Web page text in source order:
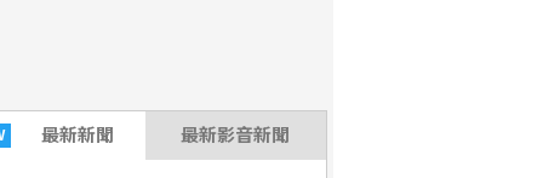
最新新聞 最新影音新聞